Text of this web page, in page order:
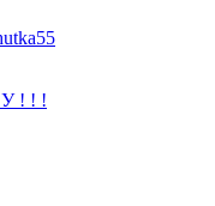
! ! !